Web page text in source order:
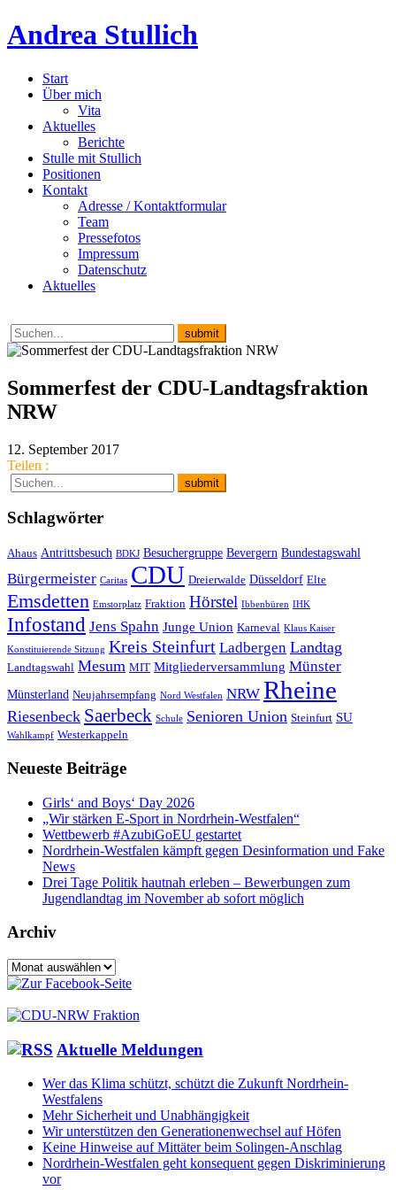
Andrea Stullich
Start
Über mich
Vita
Aktuelles
Berichte
Stulle mit Stullich
Positionen
Kontakt
Adresse / Kontaktformular
Team
Pressefotos
Impressum
Datenschutz
Aktuelles
Sommerfest der CDU-Landtagsfraktion
NRW
12. September 2017
Teilen :
Schlagwörter
Ahaus Antrittsbesuch BDKJ Besuchergruppe Bevergern Bundestagswahl
Bürgermeister Caritas CDU Dreierwalde Düsseldorf Elte
Emsdetten Emstorplatz Fraktion Hörstel Ibbenbüren IHK
Infostand Jens Spahn Junge Union Karneval Klaus Kaiser
Konstituierende Sitzung Kreis Steinfurt Ladbergen Landtag
Landtagswahl Mesum MIT Mitgliederversammlung Münster
Münsterland Neujahrsempfang Nord Westfalen NRW Rheine
Riesenbeck Saerbeck Schule Senioren Union Steinfurt SU
Wahlkampf Westerkappeln
Neueste Beiträge
Girls‘ and Boys‘ Day 2026
„Wir stärken E-Sport in Nordrhein-Westfalen“
Wettbewerb #AzubiGoEU gestartet
Nordrhein-Westfalen kämpft gegen Desinformation und Fake
News
Drei Tage Politik hautnah erleben – Bewerbungen zum
Jugendlandtag im November ab sofort möglich
Archiv
Archiv
Aktuelle Meldungen
Wer das Klima schützt, schützt die Zukunft Nordrhein-
Westfalens
Mehr Sicherheit und Unabhängigkeit
Wir unterstützen den Generationenwechsel auf Höfen
Keine Hinweise auf Mittäter beim Solingen-Anschlag
Nordrhein-Westfalen geht konsequent gegen Diskriminierung
vor